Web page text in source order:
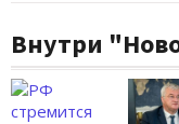
Внутри